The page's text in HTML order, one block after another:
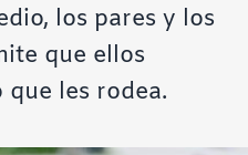
los pares y los
que ellos
les rodea.